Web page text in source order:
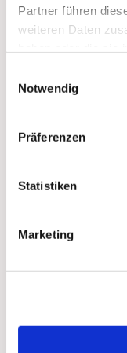
Partner führen
weiteren Daten
Notwendig
Präferenzen
Statistiken
Marketing
Dies